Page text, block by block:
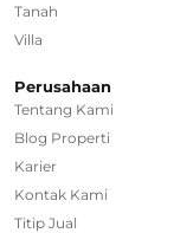
Regional Agencies
Bandung
Bali
Tanah
Villa
Perusahaan
Tentang Kami
Blog Properti
Karier
Kontak Kami
Titip Jual